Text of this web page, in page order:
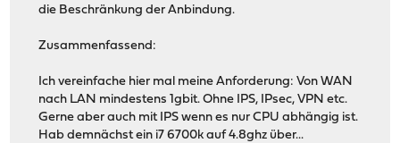
die Beschränkung der Anbindung.
Zusammenfassend:
Ich vereinfache hier mal meine Anforderung: Von WAN
nach LAN mindestens 1gbit. Ohne IPS, IPsec, VPN etc.
Gerne aber auch mit IPS wenn es nur CPU abhängig ist.
Hab demnächst ein i7 6700k auf 4.8ghz über...